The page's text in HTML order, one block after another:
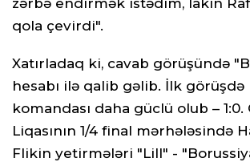
zərbə endirmək istədim, lakin
qola çevirdi".
Xatırladaq ki, cavab görüşündə
hesabı ilə qalib gəlib. İlk görüşdə
komandası daha güclü olub –
Liqasının 1/4 final mərhələsində
Flikin yetirmələri "Lill" -